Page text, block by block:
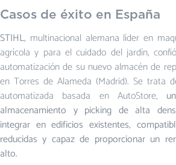
Casos de éxito en España
STIHL, multinacional alemana líder en
agrícola y para el cuidado del jardín,
automatización de su nuevo almacén de
en Torres de Alameda (Madrid). Se trata
automatizada basada en AutoStore,
almacenamiento y picking de alta
integrar en edificios existentes,
reducidas y capaz de proporcionar un
alto.